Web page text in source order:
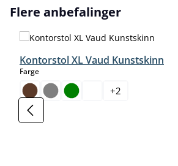
Hopp over produktgalleri
Flere anbefalinger
Kontorstol XL Vaud Kunstskinn
Fargeselect
+2